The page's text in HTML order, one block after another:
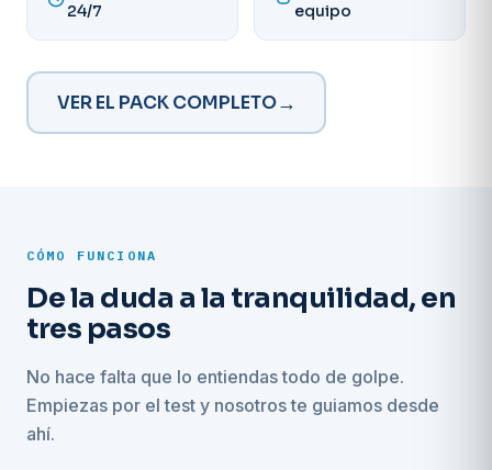
24/7
equipo
VER EL PACK COMPLETO→
CÓMO FUNCIONA
De la duda a la tranquilidad, en
tres pasos
No hace falta que lo entiendas todo de golpe.
Empiezas por el test y nosotros te guiamos desde
ahí.